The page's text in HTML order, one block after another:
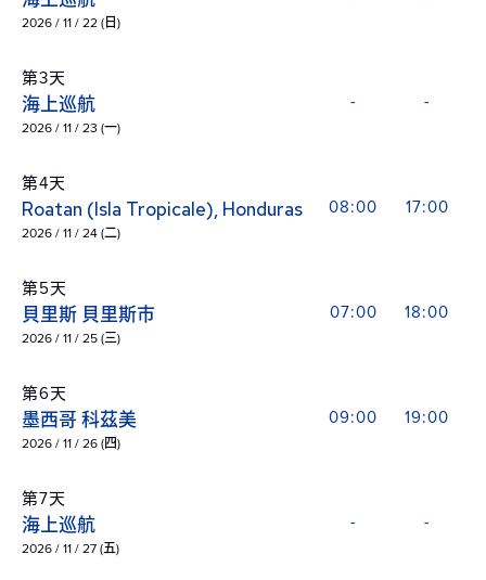
2026 / 11 / 22 (日)
第3天
海上巡航
2026 / 11 / 23 (一)
- -
第4天
Roatan (Isla Tropicale), Honduras
2026 / 11 / 24 (二)
08:00 17:00
第5天
貝里斯 貝里斯市
2026 / 11 / 25 (三)
07:00 18:00
第6天
墨西哥 科茲美
2026 / 11 / 26 (四)
09:00 19:00
第7天
海上巡航
2026 / 11 / 27 (五)
- -